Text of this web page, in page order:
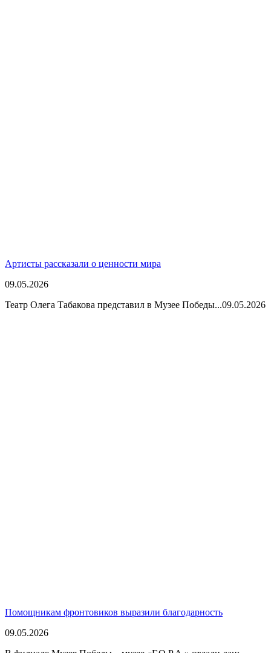
Артисты рассказали о ценности мира
09.05.2026
Театр Олега Табакова представил в Музее Победы...09.05.2026
Помощникам фронтовиков выразили благодарность
09.05.2026